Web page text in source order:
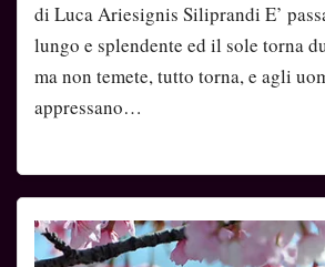
di Luca Ariesignis Siliprandi E’
lungo e splendente ed il sole torna
ma non temete, tutto torna, e agli
appressano…